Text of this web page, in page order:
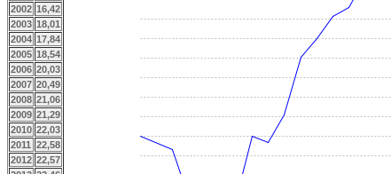
2002 16,42
2003 18,01
2004 17,84
2005 18,54
2006 20,03
2007 20,49
2008 21,06
2009 21,29
2010 22,03
2011 22,58
2012 22,57